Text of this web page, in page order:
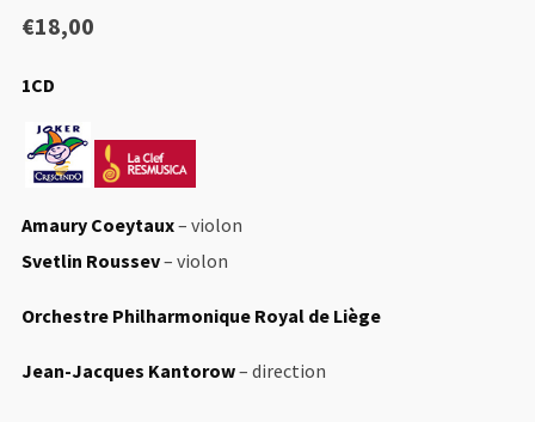
€18,00
1CD
Amaury Coeytaux– violon
Svetlin Roussev– violon
Orchestre Philharmonique Royal de Liège
Jean-Jacques Kantorow– direction